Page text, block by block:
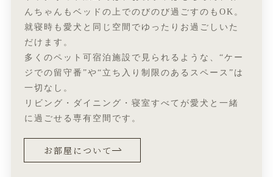
んちゃんもベッドの上でのびのび過ごすのもOK。
就寝時も愛犬と同じ空間でゆったりお過ごしいた
だけます。
多くのペット可宿泊施設で見られるような、“ケー
ジでの留守番”や“立ち入り制限のあるスペース”は
一切なし。
リビング・ダイニング・寝室すべてが愛犬と一緒
に過ごせる専有空間です。
お部屋について